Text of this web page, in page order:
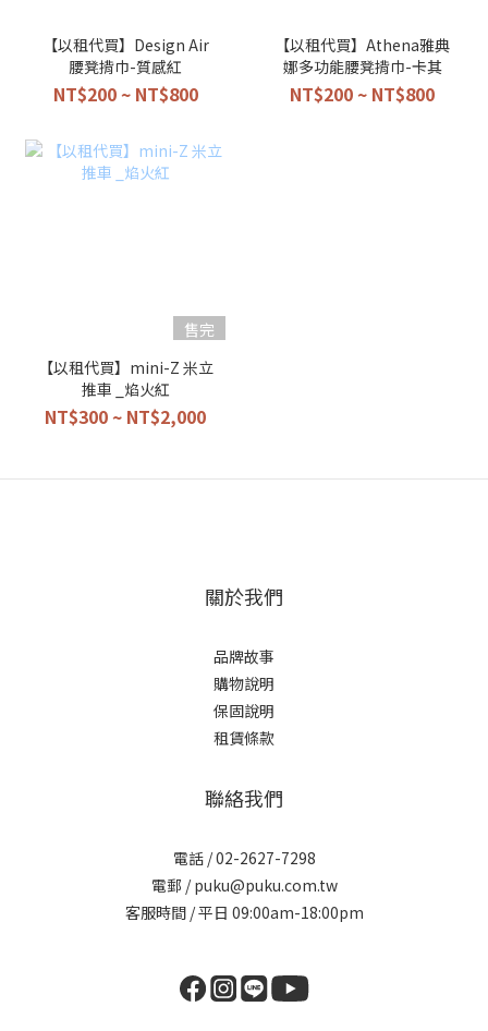
【以租代買】Design Air
腰凳揹巾-質感紅
NT$200 ~ NT$800
【以租代買】Athena雅典
娜多功能腰凳揹巾-卡其
NT$200 ~ NT$800
售完
【以租代買】mini-Z 米立
推車 _焰火紅
NT$300 ~ NT$2,000
關於我們
品牌故事
購物說明
保固說明
租賃條款
聯絡我們
電話 / 02-2627-7298
電郵 / puku@puku.com.tw
客服時間 / 平日 09:00am-18:00pm